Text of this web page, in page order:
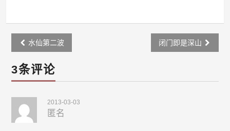
Post
navigation
水仙第二波 闭门即是深山
3条评论
2013-03-03
匿名